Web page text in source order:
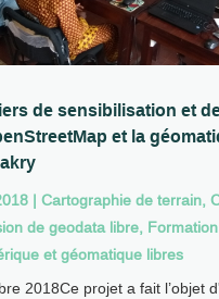
de sensibilisation et
et la
| Cartographie de terrain,
de geodata libre,
et géomatique libres
2018Ce projet a fait l’objet